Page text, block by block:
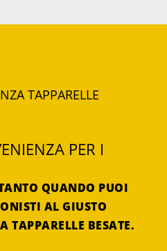
TAPPARELLE
PER I
QUANDO PUOI
AL GIUSTO
TAPPARELLE BESATE.